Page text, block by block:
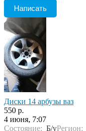
Написать
Диски 14 арбузы ваз
550 р.
4 июня, 7:07
Состояние: Б/уРегион: